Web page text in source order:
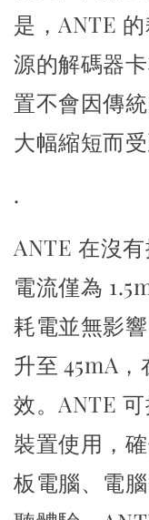
是，ANTE
源的解碼器
置不會因傳
大幅縮短而受
.
ANTE 在沒
電流僅為
耗電並無影
升至 45mA，
效。 ANTE
裝置使用，
板電腦、電